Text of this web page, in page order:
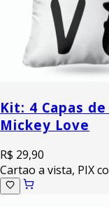
Kit: 4 Capas
Mickey Love
R$ 29,90
Cartao a vista, PIX